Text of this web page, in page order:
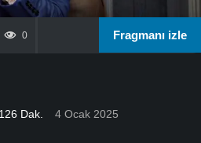
0 Fragmanı izle
126 Dak. 4 Ocak 2025